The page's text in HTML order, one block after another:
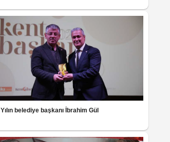
Yılın belediye başkanı İbrahim Gül